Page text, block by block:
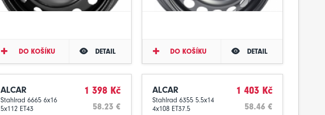
DO KOŠÍKU DETAIL DO KOŠÍKU DETAIL
ALCAR
Stahlrad 6665 6x16
5x112 ET43
1 398 Kč
58.23 €
ALCAR
Stahlrad 6355 5.5x14
4x108 ET37.5
1 403 Kč
58.46 €